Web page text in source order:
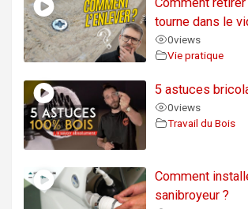
tourne dans le
0views
Vie pratique
5 astuces
0views
Travail du Bois
Comment
sanibroyeur ?